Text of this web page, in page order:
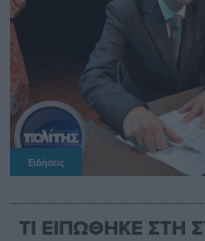
Ειδήσεις
ΤΙ ΕΙΠΩΘΗΚΕ ΣΤΗ